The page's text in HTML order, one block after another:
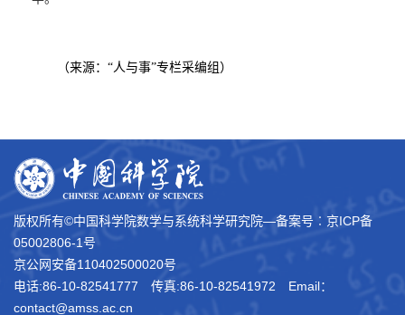
（来源：“人与事”专栏采编组）
版权所有©中国科学院数学与系统科学研究院―备案号︰ 京ICP备
05002806-1号
京公网安备110402500020号
电话:86-10-82541777
传真:86-10-82541972
Email：
contact@amss.ac.cn